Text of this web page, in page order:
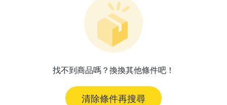
找不到商品嗎？換換其他條件吧！
清除條件再搜尋